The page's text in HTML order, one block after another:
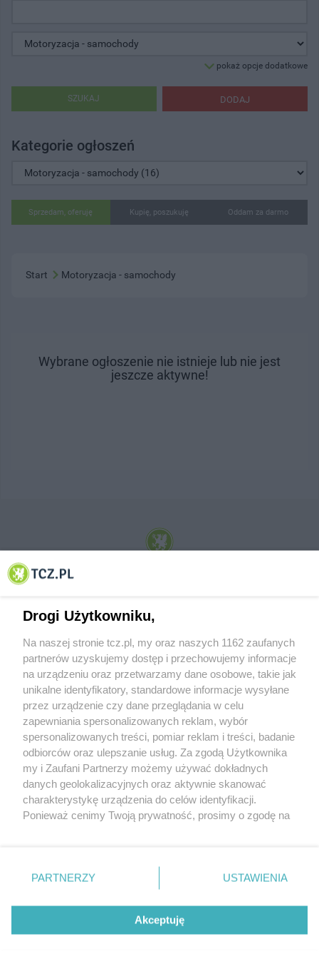
pokaż opcje dodatkowe
DODAJ
SZUKAJ
Kategorie ogłoszeń
Sprzedam, oferuję Kupię, poszukuję Oddam za darmo
Start Motoryzacja - samochody
Wybrane ogłoszenie nie istnieje lub nie jest
jeszcze aktywne!
© 2001-2026 Tczew - TCZ.PL Sp. z o.o. Internetowy Serwis Informacyjny Miasta
O FIRMIE POLITYKA PRYWATNOŚCI HOSTING
REKLAMA WSPÓŁPRACA RSS FACEBOOK KONTAKT
Nasze serwisy
Aktualności
Tcz24
Historia miasta
Muzyka i kultura
Archiwum wydarzeń
Zdjęcia miasta
Drogi Użytkowniku,
Na naszej stronie tcz.pl, my oraz naszych 1162 zaufanych
partnerów uzyskujemy dostęp i przechowujemy informacje
na urządzeniu oraz przetwarzamy dane osobowe, takie jak
unikalne identyfikatory, standardowe informacje wysyłane
przez urządzenie czy dane przeglądania w celu
zapewniania spersonalizowanych reklam, wybór
spersonalizowanych treści, pomiar reklam i treści, badanie
odbiorców oraz ulepszanie usług. Za zgodą Użytkownika
my i Zaufani Partnerzy możemy używać dokładnych
danych geolokalizacyjnych oraz aktywnie skanować
charakterystykę urządzenia do celów identyfikacji.
Ponieważ cenimy Twoją prywatność, prosimy o zgodę na
znajdujący się w lewym dolnym rogu strony
. Niektóre
przetwarzaniu. Preferencje będą miały zastosowania tylko
PARTNERZY USTAWIENIA
Akceptuję